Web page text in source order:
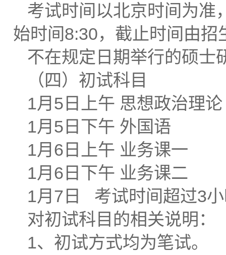
考试时间以北京时间为准
始时间8:30，截止时间由
不在规定日期举行的硕士
（四）初试科目
1月5日上午 思想政治理
1月5日下午 外国语
1月6日上午 业务课一
1月6日下午 业务课二
1月7日 考试时间超过3
对初试科目的相关说明：
1、初试方式均为笔试。